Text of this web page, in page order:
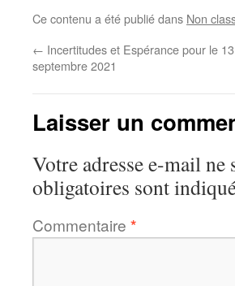
Ce contenu a été publié dans Non
← Incertitudes et Espérance pour le 13
septembre 2021
Laisser un
Votre adresse e-mail ne
obligatoires sont
Commentaire *